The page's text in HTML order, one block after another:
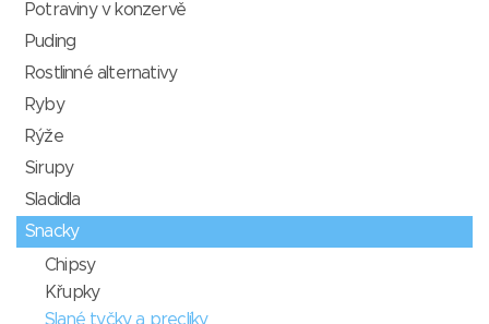
Potraviny v konzervě
Puding
Rostlinné alternativy
Ryby
Rýže
Sirupy
Sladidla
Snacky
Chipsy
Křupky
Slané tyčky a preclíky